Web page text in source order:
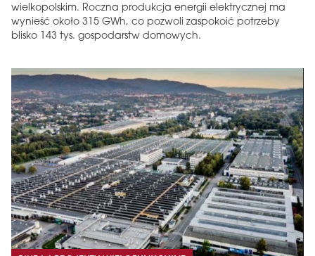
wielkopolskim. Roczna produkcja energii elektrycznej ma
wynieść około 315 GWh, co pozwoli zaspokoić potrzeby
blisko 143 tys. gospodarstw domowych.